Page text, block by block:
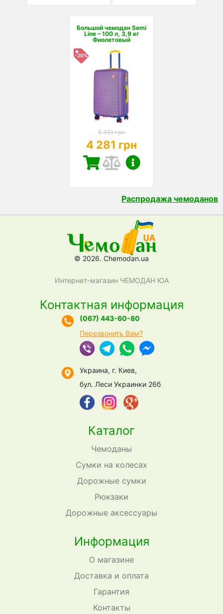
Большой чемодан Semi
Line – 100 л, 3,9 кг
Фиолетовый
-20%
5 351 грн
4 281 грн
Распродажа чемоданов
© 2026. Chemodan.ua
Интернет-магазин ЧЕМОДАН ЮА
Каталог
Чемоданы
Сумки на колесах
Дорожные сумки
Рюкзаки
Дорожные аксессуары
Информация
О магазине
Доставка и оплата
Гарантия
Контакты
Контактная информация
(067) 443-60-80
Перезвонить Вам?
Украина, г. Киев,
бул. Леси Украинки 26б